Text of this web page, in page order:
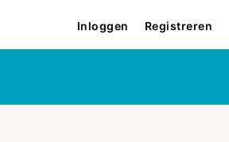
Inloggen Registreren